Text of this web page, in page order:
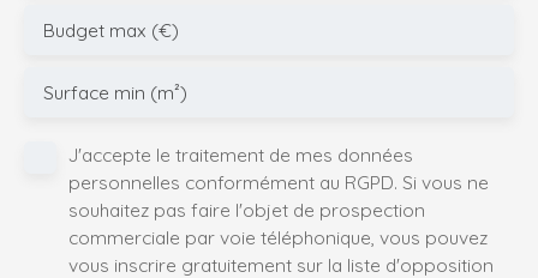
Budget max (€)
Surface min (m²)
J'accepte le traitement de mes données
personnelles conformément au RGPD. Si vous ne
souhaitez pas faire l'objet de prospection
commerciale par voie téléphonique, vous pouvez
vous inscrire gratuitement sur la liste d'opposition